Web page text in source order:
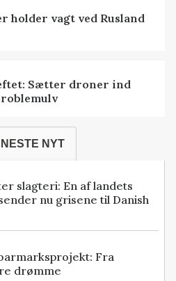
holder vagt ved Rusland
Sætter droner ind
NYT
slagteri: En af landets
nu grisene til Danish
Fra
drømme